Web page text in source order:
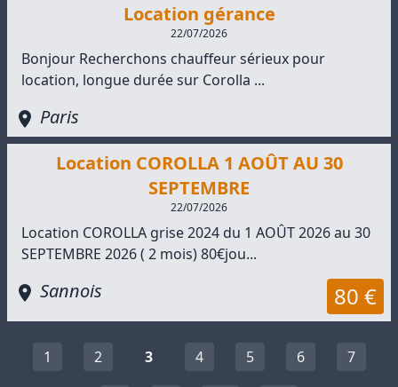
Location gérance
22/07/2026
Bonjour Recherchons chauffeur sérieux pour
location, longue durée sur Corolla ...
Paris
Location COROLLA 1 AOÛT AU 30
SEPTEMBRE
22/07/2026
Location COROLLA grise 2024 du 1 AOÛT 2026 au 30
SEPTEMBRE 2026 ( 2 mois) 80€jou...
Sannois 80 €
1 2 3 4 5 6 7